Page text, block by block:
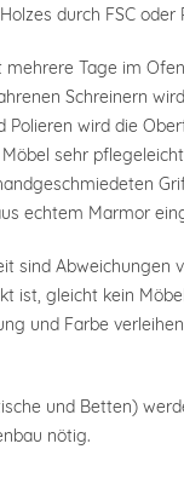
durch FSC oder
mehrere Tage im
Schreinern
Polieren wird die
sehr
echtem Marmor
sind Abweichungen
ist, gleicht kein
und Farbe
und Betten)
nötig.